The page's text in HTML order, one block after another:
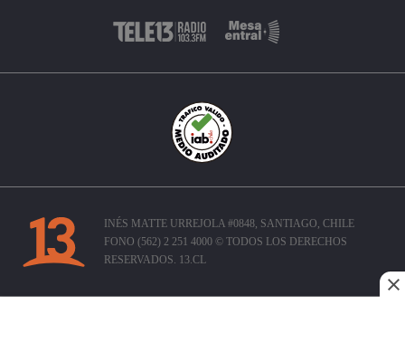
INÉS MATTE URREJOLA #0848, SANTIAGO, CHILE
FONO (562) 2 251 4000 © TODOS LOS DERECHOS
RESERVADOS. 13.CL